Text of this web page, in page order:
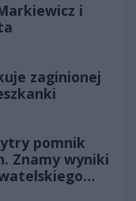
i
zaginionej
pomnik
Znamy wyniki